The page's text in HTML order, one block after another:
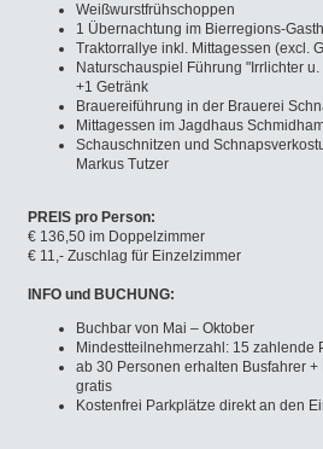
Weißwurstfrühschoppen
1 Übernachtung im Bierregions-
Traktorrallye inkl. Mittagessen (excl.
Naturschauspiel Führung "Irrlichter
+1 Getränk
Brauereiführung in der Brauerei
Mittagessen im Jagdhaus
Schauschnitzen und
Markus Tutzer
PREIS pro Person:
€ 136,50 im Doppelzimmer
€ 11,- Zuschlag für Einzelzimmer
INFO und BUCHUNG:
Buchbar von Mai – Oktober
Mindestteilnehmerzahl: 15 zahlende
ab 30 Personen erhalten Busfahrer
gratis
Kostenfrei Parkplätze direkt an den